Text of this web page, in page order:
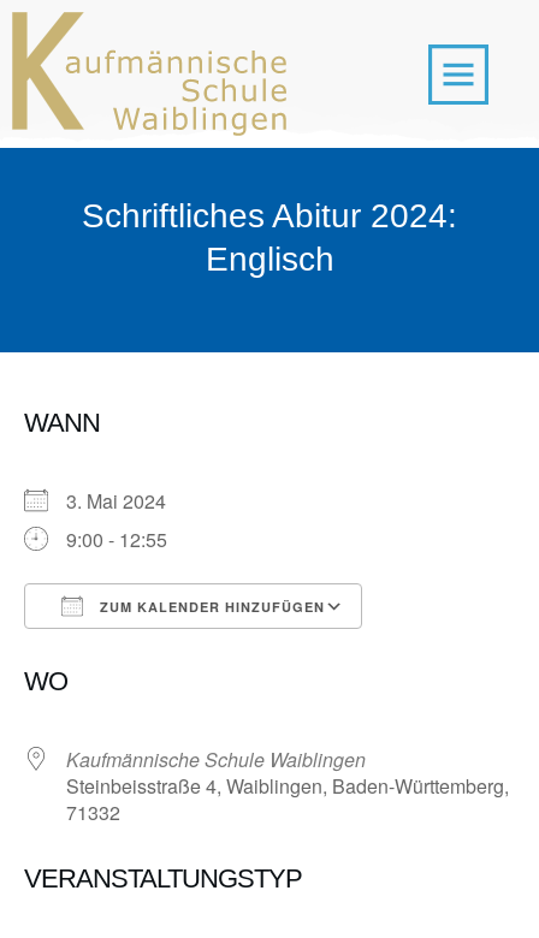
Schriftliches Abitur 2024:
Englisch
WANN
3. Mai 2024
9:00 - 12:55
ZUM KALENDER HINZUFÜGEN
WO
Kaufmännische Schule Waiblingen
Steinbeisstraße 4, Waiblingen, Baden-Württemberg,
71332
VERANSTALTUNGSTYP